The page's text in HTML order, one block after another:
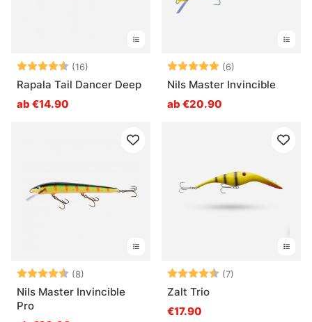
Bewertung:(16)
4.4 von 5 Sternen
Rapala Tail Dancer Deep
ab €14.90
Bewertung:(6)
Nils Master Invincible
ab €20.90
Bewertung:(8)
4.9 von 5 Sternen
Nils Master Invincible
Pro
Bewertung:(7)
Zalt Trio
€17.90